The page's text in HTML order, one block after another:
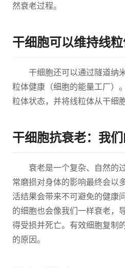
然衰老过程。
干细胞可以维持线
干细胞还可以通过隧道纳
粒体健康（细胞的能量工厂）
粒体状态，并将线粒体从干细
干细胞抗衰老：我
衰老是一个复杂、自然的
常磨损对身体的影响最终会以
活结果会带来不可避免的健康
的细胞也会像我们一样衰老，
得受损并死亡。有效细胞复制
的原因。